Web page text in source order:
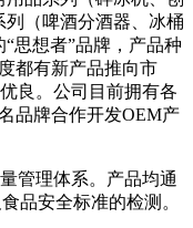
（啤酒分酒器、冰桶
思想者”品牌，产品种
都有新产品推向市
良。公司目前拥有各
品牌合作开发OEM产
管理体系。产品均通
品安全标准的检测。